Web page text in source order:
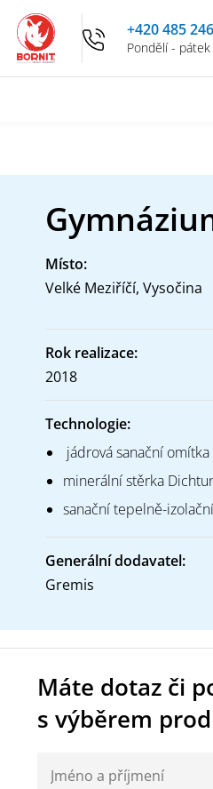
+420 485
Pondělí -
Místo:
Velké Meziříčí, Vysočina
Rok realizace:
2018
Technologie:
jádrová sanační omítka
minerální stěrka
sanační tepelně-
Generální dodavatel:
Gremis
Máte dotaz či
s výběrem